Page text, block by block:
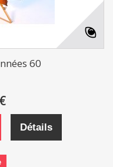
60
Détails